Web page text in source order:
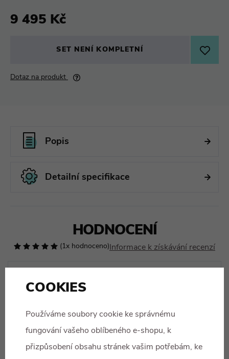
9 495 Kč
VLOŽIT DO KOŠÍKU
SET NENÍ KOMPLETNÍ
Dotaz na produkt
Popis
Detailní specifikace
HODNOCENÍ
(1x hodnoceno) Informace k získávání recenzí
BEANY JE ČESKÁ ZNAČKA CO JE ČESKÝ JE DOBRÝ
Je to vazne super!!
COOKIES
Používáme soubory cookie ke správnému
fungování vašeho oblíbeného e-shopu, k
přizpůsobení obsahu stránek vašim potřebám, ke